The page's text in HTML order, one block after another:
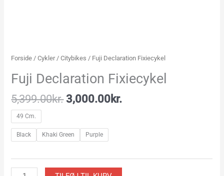
Forside /Cykler/Citybikes / Fuji Declaration Fixiecykel
Fuji Declaration Fixiecykel
5,399.00kr. 3,000.00kr.
49 Cm.
Black Khaki Green Purple